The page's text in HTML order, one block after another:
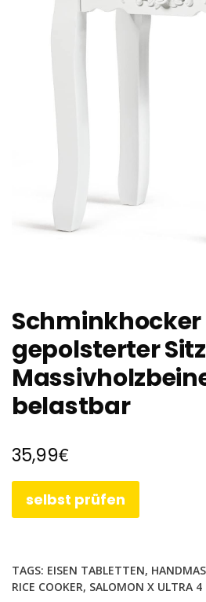
gepolsterter
belastbar
35,99€
selbst prüfen
TAGS: EISEN TABLETTEN,
RICE COOKER, SALOMON X ULTRA 4